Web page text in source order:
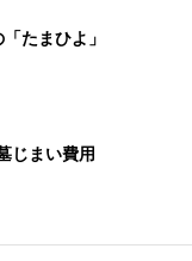
たまひよ」
じまい費用